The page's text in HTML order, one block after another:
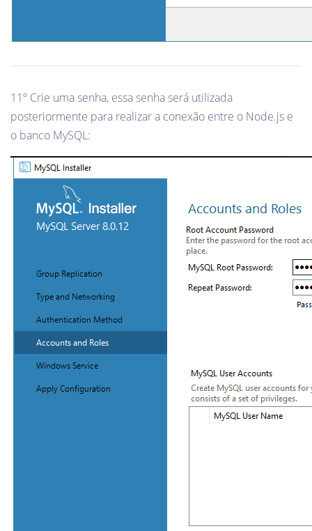
11º Crie uma senha, essa senha será utilizada
posteriormente para realizar a conexão entre o Node.js e
o banco MySQL: